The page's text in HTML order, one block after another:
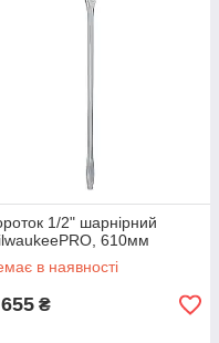
1/2" шарнірний
610мм
в наявності
₴